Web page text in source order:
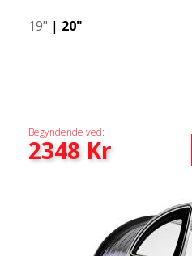
19" | 20"
Begyndende ved:
2348Kr